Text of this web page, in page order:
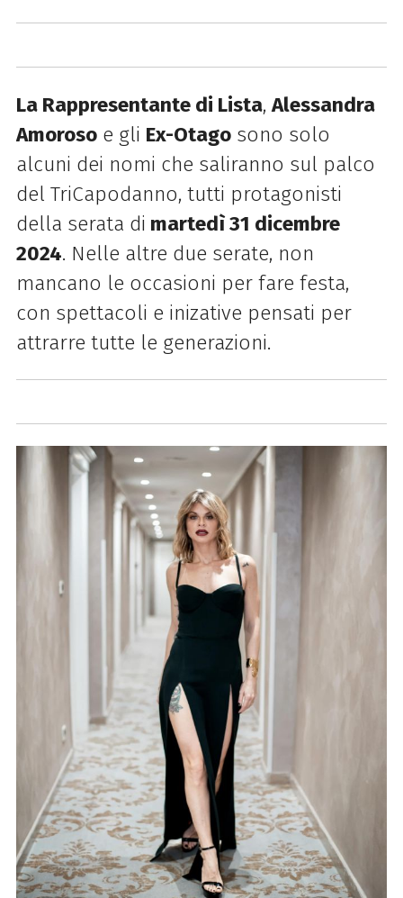
La Rappresentante di Lista,Alessandra
Amorosoe gli Ex-Otagosono solo
alcuni dei nomi che saliranno sul palco
del TriCapodanno, tutti protagonisti
della serata di martedì 31 dicembre
2024. Nelle altre due serate, non
mancano le occasioni per fare festa,
con spettacoli e inizative pensati per
attrarre tutte le generazioni.